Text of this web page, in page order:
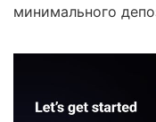
минимального